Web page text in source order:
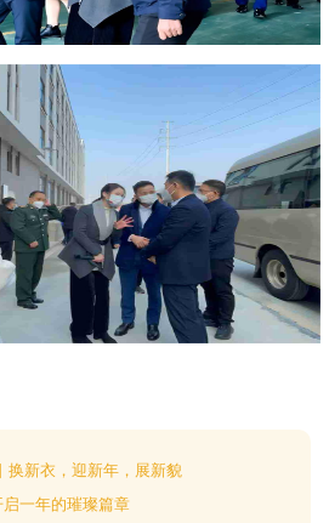
新衣，迎新年，展新貌
一年的璀璨篇章